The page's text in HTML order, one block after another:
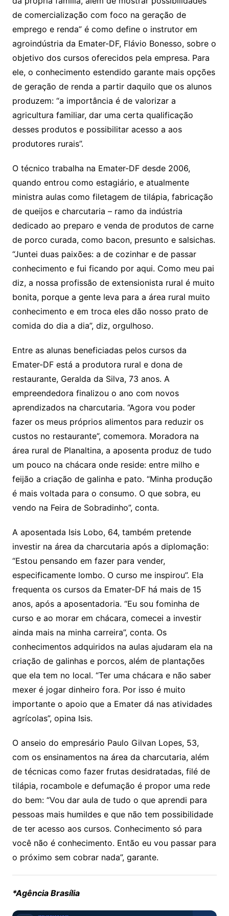
de comercialização com foco na geração de
emprego e renda” é como define o instrutor em
agroindústria da Emater-DF, Flávio Bonesso, sobre o
objetivo dos cursos oferecidos pela empresa. Para
ele, o conhecimento estendido garante mais opções
de geração de renda a partir daquilo que os alunos
produzem: “a importância é de valorizar a
agricultura familiar, dar uma certa qualificação
desses produtos e possibilitar acesso a aos
produtores rurais”.
O técnico trabalha na Emater-DF desde 2006,
quando entrou como estagiário, e atualmente
ministra aulas como filetagem de tilápia, fabricação
de queijos e charcutaria – ramo da indústria
dedicado ao preparo e venda de produtos de carne
de porco curada, como bacon, presunto e salsichas.
“Juntei duas paixões: a de cozinhar e de passar
conhecimento e fui ficando por aqui. Como meu pai
diz, a nossa profissão de extensionista rural é muito
bonita, porque a gente leva para a área rural muito
conhecimento e em troca eles dão nosso prato de
comida do dia a dia”, diz, orgulhoso.
Entre as alunas beneficiadas pelos cursos da
Emater-DF está a produtora rural e dona de
restaurante, Geralda da Silva, 73 anos. A
empreendedora finalizou o ano com novos
aprendizados na charcutaria. “Agora vou poder
fazer os meus próprios alimentos para reduzir os
custos no restaurante”, comemora. Moradora na
área rural de Planaltina, a aposenta produz de tudo
um pouco na chácara onde reside: entre milho e
feijão a criação de galinha e pato. “Minha produção
é mais voltada para o consumo. O que sobra, eu
vendo na Feira de Sobradinho”, conta.
A aposentada Isis Lobo, 64, também pretende
investir na área da charcutaria após a diplomação:
“Estou pensando em fazer para vender,
especificamente lombo. O curso me inspirou”. Ela
frequenta os cursos da Emater-DF há mais de 15
anos, após a aposentadoria. “Eu sou fominha de
curso e ao morar em chácara, comecei a investir
ainda mais na minha carreira”, conta. Os
conhecimentos adquiridos na aulas ajudaram ela na
criação de galinhas e porcos, além de plantações
que ela tem no local. “Ter uma chácara e não saber
mexer é jogar dinheiro fora. Por isso é muito
importante o apoio que a Emater dá nas atividades
agrícolas”, opina Isis.
O anseio do empresário Paulo Gilvan Lopes, 53,
com os ensinamentos na área da charcutaria, além
de técnicas como fazer frutas desidratadas, filé de
tilápia, rocambole e defumação é propor uma rede
do bem: “Vou dar aula de tudo o que aprendi para
pessoas mais humildes e que não tem possibilidade
de ter acesso aos cursos. Conhecimento só para
você não é conhecimento. Então eu vou passar para
o próximo sem cobrar nada”, garante.
*Agência Brasília